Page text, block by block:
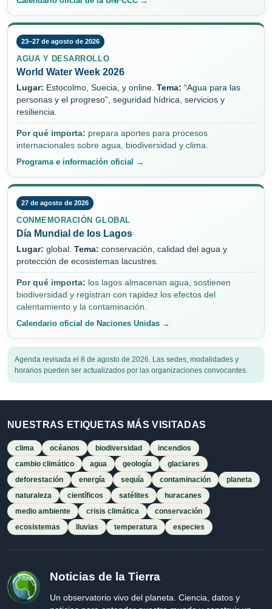
23–27 de agosto de 2026
AGUA Y DESARROLLO
World Water Week 2026
Lugar: Estocolmo, Suecia, y online. Tema: “Agua para las
personas y el progreso”, seguridad hídrica, servicios y
resiliencia.
Por qué importa: prepara aportes para procesos
internacionales sobre agua, biodiversidad y clima.
Programa e información oficial →
27 de agosto de 2026
CONMEMORACIÓN GLOBAL
Día Mundial de los Lagos
Lugar: global. Tema: conservación, calidad del agua y
protección de ecosistemas lacustres.
Por qué importa: los lagos almacenan agua, sostienen
biodiversidad y registran con rapidez los efectos del
calentamiento y la contaminación.
Calendario oficial de Naciones Unidas →
Agenda revisada el 8 de agosto de 2026. Las sedes, modalidades y
horarios pueden ser actualizados por las organizaciones convocantes.
NUESTRAS ETIQUETAS MÁS VISITADAS
clima océanos biodiversidad
incendios
cambio climático
agua geología
glaciares
deforestación
energía sequía contaminación
planeta
naturaleza
científicos satélites
huracanes
medio ambiente
crisis climática
conservación
ecosistemas
lluvias temperatura especies
Noticias de la Tierra
Un observatorio vivo del planeta. Ciencia, datos y